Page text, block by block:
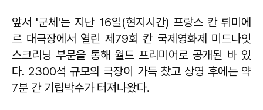
앞서 '군체'는 지난 16일(현지시간) 프랑스 칸 뤼미에
르 대극장에서 열린 제79회 칸 국제영화제 미드나잇
스크리닝 부문을 통해 월드 프리미어로 공개된 바 있
다. 2300석 규모의 극장이 가득 찼고 상영 후에는 약
7분 간 기립박수가 터져나왔다.